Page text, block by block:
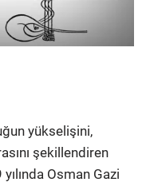
yükselişini,
şekillendiren
Osman Gazi